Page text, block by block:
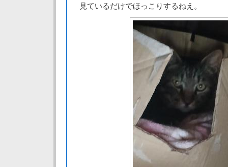
見ているだけでほっこりするねえ。